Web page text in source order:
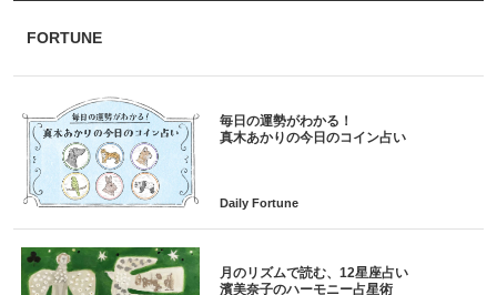
FORTUNE
毎日の運勢がわかる！
月のリズムで読む、12星座占い